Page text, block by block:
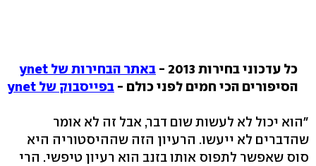
כל עדכוני בחירות 2013 -
באתר הבחירות של ynet
הסיפורים הכי חמים לפני כולם - בפייסבוק של ynet
"הוא יכול לא לעשות שום דבר, אבל זה לא אומר
שהדברים לא ייעשו. הרעיון הזה שההיסטוריה היא
סוס שאפשר לתפוס אותו בזנב הוא רעיון טיפשי. הרי